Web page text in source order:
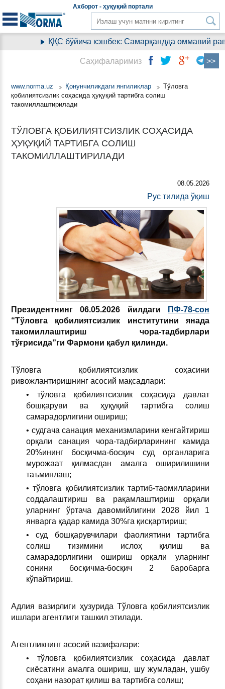
Aхборот - ҳуқуқийпортали
ҚҚС бўйича кэшбек: Самарқандда оммавий
www.norma.uz Қонунчиликдаги янгиликлар
Тўловга
қобилиятсизлик соҳасида ҳуқуқий тартибга солиш
такомиллаштирилади
ТЎЛОВГА ҚОБИЛИЯТСИЗЛИК СОҲАСИДА
ҲУҚУҚИЙ ТАРТИБГА СОЛИШ
ТАКОМИЛЛАШТИРИЛАДИ
08.05.2026
Рус тилида ўқиш
Президентнинг 06.05.2026 йилдаги
ПФ-78-сон
“Тўловга қобилиятсизлик институтини янада
такомиллаштириш чора-тадбирлари
тўғрисида”ги Фармони қабул қилинди.
Тўловга қобилиятсизлик соҳасини
ривожлантиришнинг асосий мақсадлари:
• тўловга қобилиятсизлик соҳасида давлат
бошқаруви ва ҳуқуқий тартибга солиш
самарадорлигини ошириш;
• судгача санация механизмларини кенгайтириш
орқали санация чора-тадбирларининг камида
20%ининг босқичма-босқич суд органларига
мурожаат қилмасдан амалга оширилишини
таъминлаш;
• тўловга қобилиятсизлик тартиб-таомилларини
соддалаштириш ва рақамлаштириш орқали
уларнинг ўртача давомийлигини 2028 йил 1
январга қадар камида 30%га қисқартириш;
• суд бошқарувчилари фаолиятини тартибга
солиш тизимини ислоҳ қилиш ва
самарадорлигини ошириш орқали уларнинг
сонини босқичма-босқич 2 баробарга
кўпайтириш.
Адлия вазирлиги ҳузурида Тўловга қобилиятсизлик
ишлари агентлиги ташкил этилади.
Агентликнинг асосий вазифалари:
• тўловга қобилиятсизлик соҳасида давлат
сиёсатини амалга ошириш, шу жумладан, ушбу
соҳани назорат қилиш ва тартибга солиш;
Саҳифаларимиз